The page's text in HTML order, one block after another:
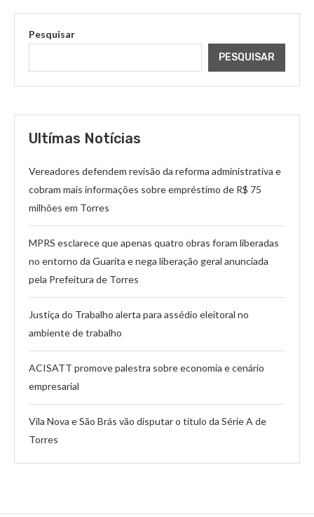
Pesquisar
PESQUISAR
Ultímas Notícias
Vereadores defendem revisão da reforma administrativa e
cobram mais informações sobre empréstimo de R$ 75
milhões em Torres
MPRS esclarece que apenas quatro obras foram liberadas
no entorno da Guarita e nega liberação geral anunciada
pela Prefeitura de Torres
Justiça do Trabalho alerta para assédio eleitoral no
ambiente de trabalho
ACISATT promove palestra sobre economia e cenário
empresarial
Vila Nova e São Brás vão disputar o título da Série A de
Torres